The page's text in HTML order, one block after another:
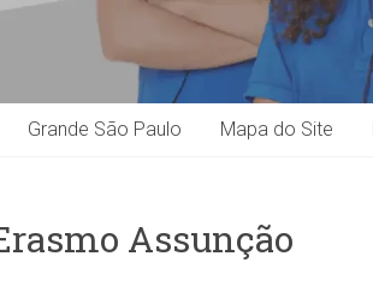
Grande São Paulo Mapa do Site
Assunção